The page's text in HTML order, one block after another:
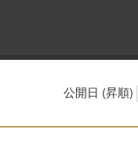
公開日 (昇順)